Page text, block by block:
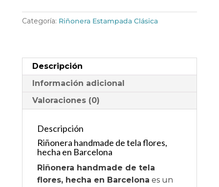
tela
Barcelona
cantidad
Categoría: Riñonera Estampada Clásica
Descripción
Información adicional
Valoraciones (0)
Descripción
Riñonera handmade de tela flores,
hecha en Barcelona
Riñonera handmade de tela
flores, hecha en Barcelona es un